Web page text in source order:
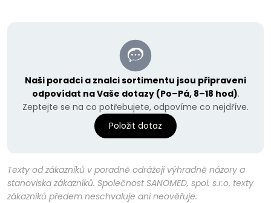
Naši poradci a znalci sortimentu jsou připraveni
odpovídat na Vaše dotazy (Po–Pá, 8–18 hod).
Zeptejte se na co potřebujete, odpovíme co nejdříve.
Položit dotaz
Texty od zákazníků v poradně odrážejí výhradně názory a
stanoviska zákazníků. Společnost SANOMED, spol. s.r.o. texty
zákazníků předem neschvaluje ani neověřuje.